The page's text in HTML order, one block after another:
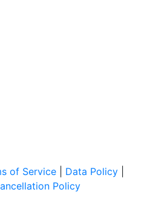
of Service Data Policy
Policy